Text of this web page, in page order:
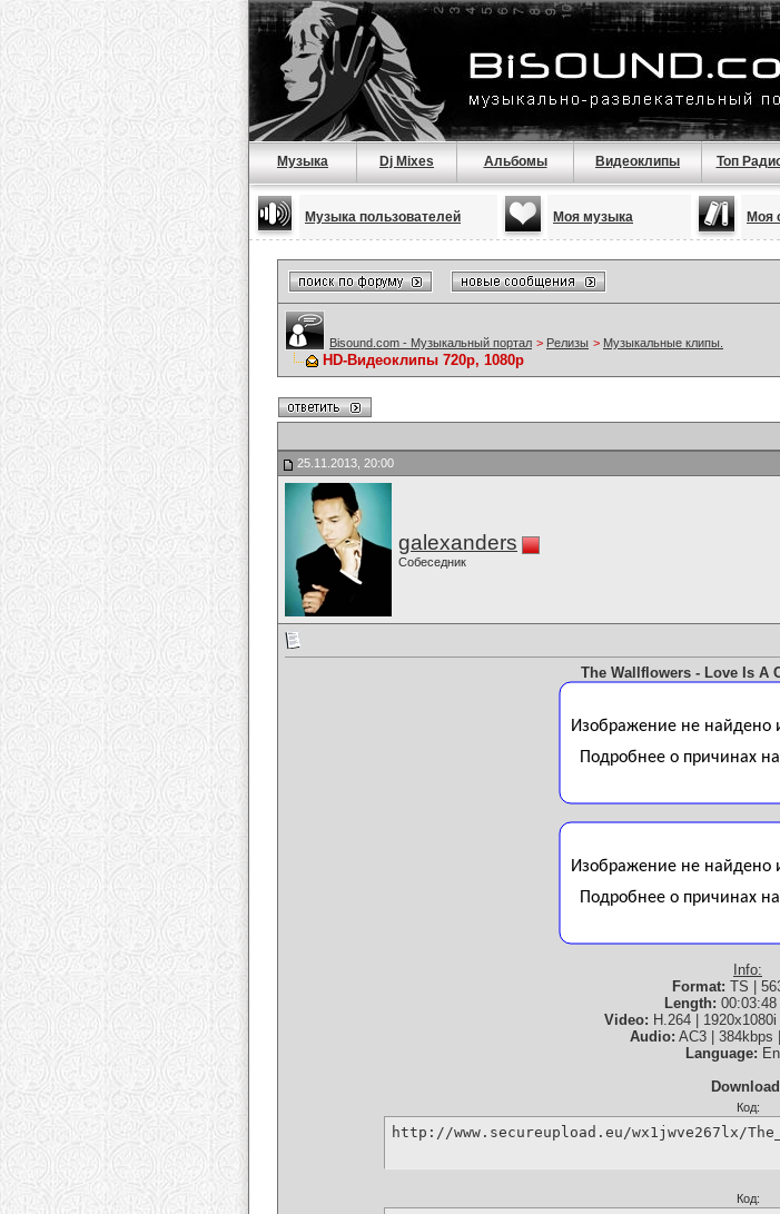
Музыка Dj Mixes Альбомы Видеоклипы Топ
Музыка пользователей Моя музыка Моя
Bisound.com - Музыкальный портал > Релизы > Музыкальные клипы.
HD-Видеоклипы 720p, 1080p
25.11.2013, 20:00
galexanders
Собеседник
The Wallflowers - Love Is A
Info:
Format: TS |
Length:
Video: H.264 |
Audio: AC3 | 384kbps
Language:
Код:
http://www.secureupload.eu/wx1jwve267lx/
Код: